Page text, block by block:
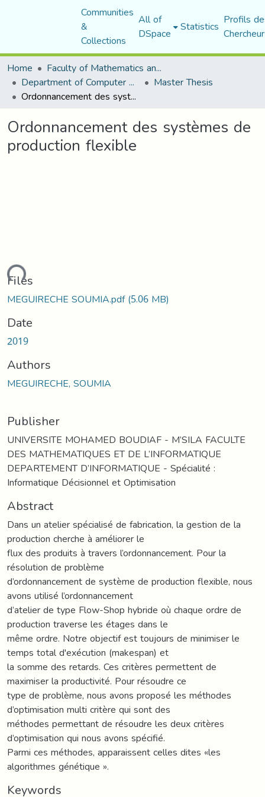
Communities
&
Collections
All of
DSpace Statistics Profils
Home
Faculty of Mathematics and Computer Science
Department of Computer Science Master Thesis
Ordonnancement des systèmes de production flexible
Ordonnancement des systèmes de
production flexible
Files
MEGUIRECHE SOUMIA.pdf(5.06 MB)
Date
2019
Authors
MEGUIRECHE, SOUMIA
Publisher
UNIVERSITE MOHAMED BOUDIAF - M’SILA FACULTE
DES MATHEMATIQUES ET DE L’INFORMATIQUE
DEPARTEMENT D’INFORMATIQUE - Spécialité :
Informatique Décisionnel et Optimisation
Abstract
Dans un atelier spécialisé de fabrication, la gestion de la
production cherche à améliorer le
flux des produits à travers l’ordonnancement. Pour la
résolution de problème
d’ordonnancement de système de production flexible, nous
avons utilisé l’ordonnancement
d’atelier de type Flow-Shop hybride où chaque ordre de
production traverse les étages dans le
même ordre. Notre objectif est toujours de minimiser le
temps total d'exécution (makespan) et
la somme des retards. Ces critères permettent de
maximiser la productivité. Pour résoudre ce
type de problème, nous avons proposé les méthodes
d’optimisation multi critère qui sont des
méthodes permettant de résoudre les deux critères
d’optimisation qui nous avons spécifié.
Parmi ces méthodes, apparaissent celles dites «les
algorithmes génétique ».
Keywords